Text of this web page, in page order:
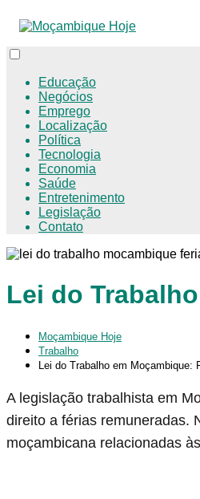
Educação
Negócios
Emprego
Localização
Política
Tecnologia
Economia
Saúde
Entretenimento
Legislação
Contato
Lei do
Moçambique Hoje
Trabalho
Lei do Trabalho em Moçambique:
A legislação trabalhista em
direito a férias remuneradas.
moçambicana relacionadas